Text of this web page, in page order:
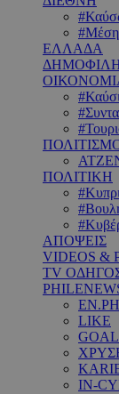
#Μέση
ΕΛΛΑΔΑ
ΔΗΜΟΦΙΛΗ
ΠΟΛΙΤΙΚΗ
ΑΠΟΨΕΙΣ
VIDEOS &
TV
LIKE
GOAL
IN-